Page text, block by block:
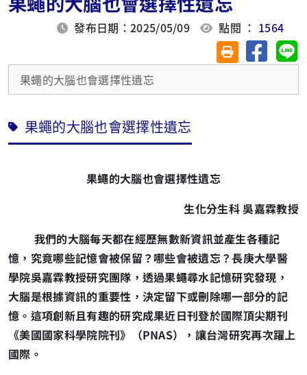
發布日期：2025/05/09 點閱 ： 1564
友善列印(另開視
分享至
果蠅的大腦也會選擇性遺忘
果蠅的大腦也會選擇性遺忘
果蠅的大腦也會選擇性遺忘
生化分生科吳嘉霖教授
我們的大腦每天都在經歷無數新資訊並產生各種記
憶，究竟哪些記憶會被保留？哪些會被遺忘？長庚大學醫
學院吳嘉霖教授研究團隊，透過果蠅尋水記憶研究發現，
大腦是根據資訊的重要性，決定留下或刪除哪一部分的記
憶。這項創新且有趣的研究成果近日刊登於國際頂尖期刊
《美國國家科學院院刊》（PNAS），讓台灣研究再次躍上
國際。